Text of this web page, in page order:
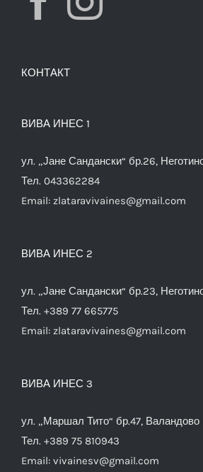
КОНТАКТ
ВИВА ИНЕС 1
ул. „Јане Сандански“ бр.26,
Тел. 043362284
Email: zlataravivaines@gmail.com
ВИВА ИНЕС 2
ул. „Јане Сандански“ бр.23,
Тел. +389 77 665775
Email: zlataravivaines@gmail.com
ВИВА ИНЕС 3
ул. „Маршал Тито“ бр.47, Валандово
Тел. +389 75 810943
Email: vivainesv@gmail.com